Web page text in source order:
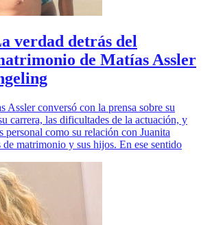
verdad detrás del
de Matías Assler
Assler conversó con la prensa sobre su
carrera, las dificultades de la actuación, y
personal como su relación con Juanita
matrimonio y sus hijos. En ese sentido